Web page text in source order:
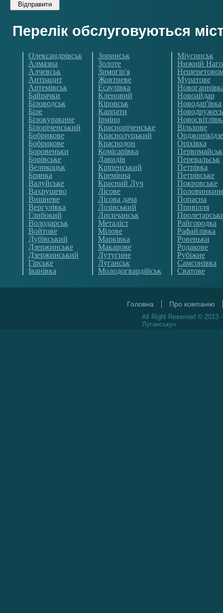
Перелік обслуговуються
Олександрівськ
Алмазна
Алчевськ
Антрацит
Артемівськ
Байрачки
Біловодськ
Біле
Білокуракине
Білоріченський
Бобрикове
Бобрикове
Боровеньки
Борівське
Великоцьк
Брянка
Валуйське
Вахрушево
Вишневе
Вергулівка
Глибокий
Володарськ
Войтове
Дубівський
Дзержинське
Дзержинський
Гірське
Іванівка
Зоринськ
Золоте
Зимогір'я
Жовтневе
Есаулівка
Кленовий
Кіровськ
Карпати
Ірміно
Красноріченське
Краснолуцький
Краснодон
Комісарівка
Давидів
Кріпенський
Кремінна
Красний Луч
Лісове
Лісова дача
Лозівський
Лисичанськ
Металіст
Мілове
Марківка
Макарове
Лутугине
Луганськ
Молодогвардійськ
Міусинськ
Нижній
Муратове
Новоайдар
Новодар'ївка
Вільхове
Орджонікідзе
Оріхівка
Первомайськ
Перевальськ
Петрівка
Петрівське
Покровське
Попасна
Привілля
Райгородка
Рафайлівка
Ровеньки
Родакове
Рубіжне
Самсонівка
Сватове
Головна Про компанію
All Right Reserved © 2013
Луганську»